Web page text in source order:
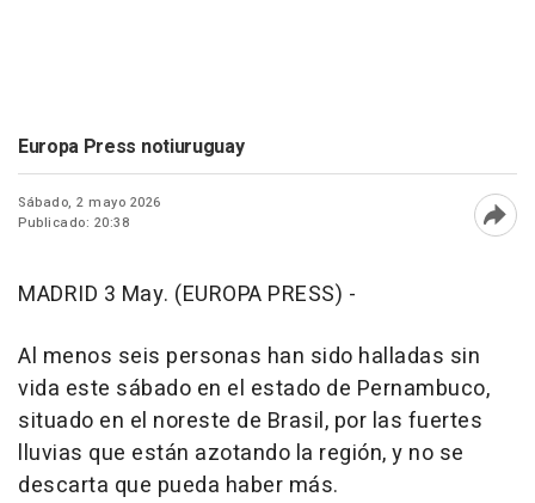
Europa Press notiuruguay
Sábado, 2 mayo 2026
Publicado: 20:38
MADRID 3 May. (EUROPA PRESS) -
Al menos seis personas han sido halladas sin
vida este sábado en el estado de Pernambuco,
situado en el noreste de Brasil, por las fuertes
lluvias que están azotando la región, y no se
descarta que pueda haber más.